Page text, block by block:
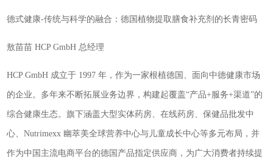
德式健康-传统与科学的融合：德国植物提取膳食补充剂的长青密码
敖苗苗 HCP GmbH 总经理
HCP GmbH 成立于 1997 年，作为一家根植德国、面向中德健康市场
的企业。多年来不断拓展业务边界，构建起覆盖“产品+服务+渠道”的
综合健康生态。旗下涵盖大型实体药房、在线药房、保健品批发中
心、Nutrimexx 幽萃美全球营养中心与儿童成长中心等多元布局，并
作为中国主流电商平台的德国产品指定供应商，为广大消费者持续提